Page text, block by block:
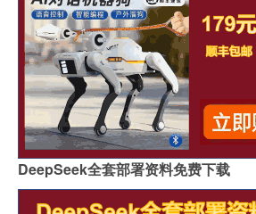
DeepSeek全套部署资料免费下载